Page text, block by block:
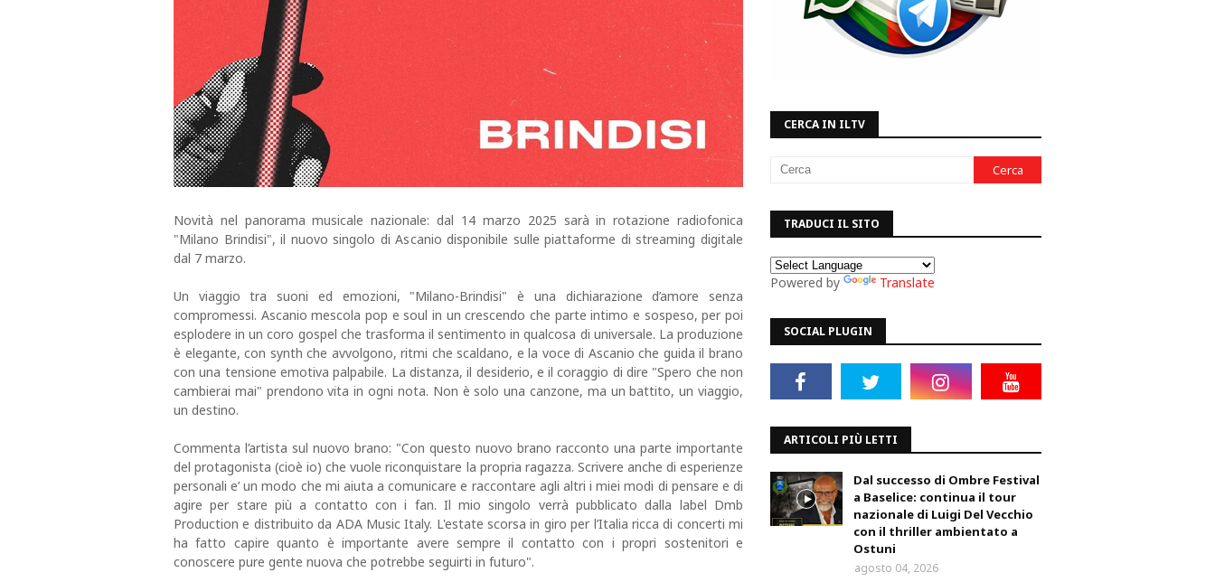
Novità nel panorama musicale nazionale: dal 14 marzo 2025 sarà in rotazione radiofonica
"Milano Brindisi", il nuovo singolo di Ascanio disponibile sulle piattaforme di streaming digitale
dal 7 marzo.
Un viaggio tra suoni ed emozioni, "Milano-Brindisi" è una dichiarazione d’amore senza
compromessi. Ascanio mescola pop e soul in un crescendo che parte intimo e sospeso, per poi
esplodere in un coro gospel che trasforma il sentimento in qualcosa di universale. La produzione
è elegante, con synth che avvolgono, ritmi che scaldano, e la voce di Ascanio che guida il brano
con una tensione emotiva palpabile. La distanza, il desiderio, e il coraggio di dire "Spero che non
cambierai mai" prendono vita in ogni nota. Non è solo una canzone, ma un battito, un viaggio,
un destino.
Commenta l’artista sul nuovo brano: "Con questo nuovo brano racconto una parte importante
del protagonista (cioè io) che vuole riconquistare la propria ragazza. Scrivere anche di esperienze
personali e’ un modo che mi aiuta a comunicare e raccontare agli altri i miei modi di pensare e di
agire per stare più a contatto con i fan. Il mio singolo verrà pubblicato dalla label Dmb
Production e distribuito da ADA Music Italy. L'estate scorsa in giro per l’Italia ricca di concerti mi
ha fatto capire quanto è importante avere sempre il contatto con i propri sostenitori e
conoscere pure gente nuova che potrebbe seguirti in futuro".
CERCA IN ILTV
TRADUCI IL SITO
Powered by Translate
SOCIAL PLUGIN
ARTICOLI PIÙ LETTI
Dal successo di Ombre Festival
a Baselice: continua il tour
nazionale di Luigi Del Vecchio
con il thriller ambientato a
Ostuni
agosto 04, 2026